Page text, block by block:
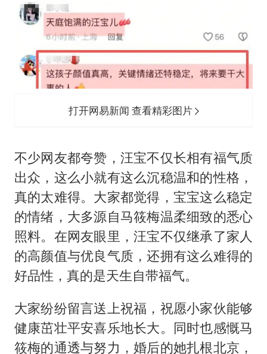
打开网易新闻 查看精彩图片
不少网友都夸赞，汪宝不仅长相有福气质
出众，这么小就有这么沉稳温和的性格，
真的太难得。大家都觉得，宝宝这么稳定
的情绪，大多源自马筱梅温柔细致的悉心
照料。在网友眼里，汪宝不仅继承了家人
的高颜值与优良气质，还拥有这么难得的
好品性，真的是天生自带福气。
大家纷纷留言送上祝福，祝愿小家伙能够
健康茁壮平安喜乐地长大。同时也感慨马
筱梅的通透与努力，婚后的她扎根北京，